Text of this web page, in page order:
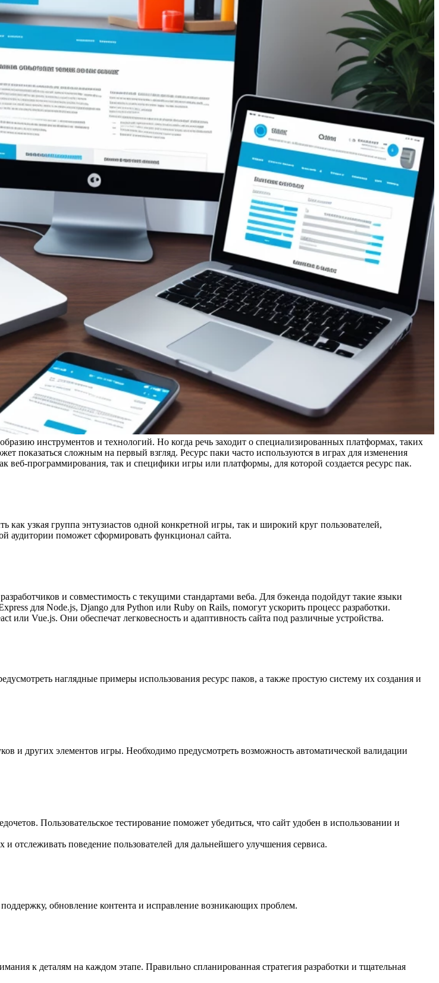
инструментов и технологий. Но когда речь заходит о специализированных платформах, таких
показаться сложным на первый взгляд. Ресурс паки часто используются в играх для изменения
веб-программирования, так и специфики игры или платформы, для которой создается ресурс пак.
узкая группа энтузиастов одной конкретной игры, так и широкий круг пользователей,
аудитории поможет сформировать функционал сайта.
и совместимость с текущими стандартами веба. Для бэкенда подойдут такие языки
для Node.js, Django для Python или Ruby on Rails, помогут ускорить процесс разработки.
Vue.js. Они обеспечат легковесность и адаптивность сайта под различные устройства.
наглядные примеры использования ресурс паков, а также простую систему их создания и
и других элементов игры. Необходимо предусмотреть возможность автоматической валидации
Пользовательское тестирование поможет убедиться, что сайт удобен в использовании и
отслеживать поведение пользователей для дальнейшего улучшения сервиса.
обновление контента и исправление возникающих проблем.
к деталям на каждом этапе. Правильно спланированная стратегия разработки и тщательная